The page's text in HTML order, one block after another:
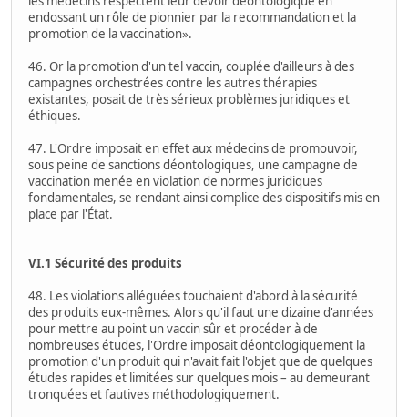
endossant un rôle de pionnier par la recommandation et la
promotion de la vaccination».
46. Or la promotion d'un tel vaccin, couplée d'ailleurs à des
campagnes orchestrées contre les autres thérapies
existantes, posait de très sérieux problèmes juridiques et
éthiques.
47. L'Ordre imposait en effet aux médecins de promouvoir,
sous peine de sanctions déontologiques, une campagne de
vaccination menée en violation de normes juridiques
fondamentales, se rendant ainsi complice des dispositifs mis en
place par l'État.
VI.1 Sécurité des produits
48. Les violations alléguées touchaient d'abord à la sécurité
des produits eux-mêmes. Alors qu'il faut une dizaine d'années
pour mettre au point un vaccin sûr et procéder à de
nombreuses études, l'Ordre imposait déontologiquement la
promotion d'un produit qui n'avait fait l'objet que de quelques
études rapides et limitées sur quelques mois – au demeurant
tronquées et fautives méthodologiquement.